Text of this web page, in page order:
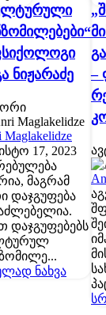
ნიჟარაძე
Maglakelidze
17, 2023
მაგრამ
დაჯგუფება
დაჯგუფებებს
ნახვა
–